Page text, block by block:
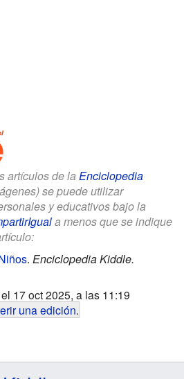
artículos de la Enciclopedia
se puede utilizar
y educativos bajo la
a menos que se indique
. Enciclopedia Kiddle.
17 oct 2025, a las 11:19
una edición.